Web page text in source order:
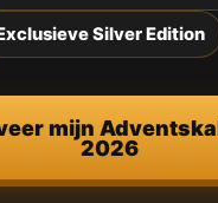
Silver Edition
mijn
2026